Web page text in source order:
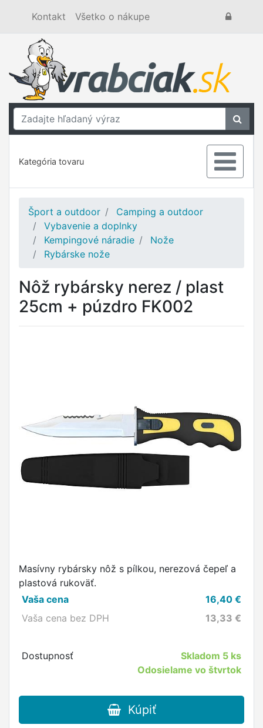
Kontakt Všetko o nákupe
Kategória tovaru
Šport a outdoor
Camping a outdoor
Vybavenie a doplnky
Kempingové náradie
Nože
Rybárske nože
Nôž rybársky nerez / plast
25cm + púzdro FK002
Masívny rybársky nôž s pílkou, nerezová čepeľ a
plastová rukoväť.
Vaša cena
16,40 €
Vaša cena bez DPH
13,33 €
Dostupnosť Skladom 5 ks
Odosielame vo štvrtok
Kúpiť